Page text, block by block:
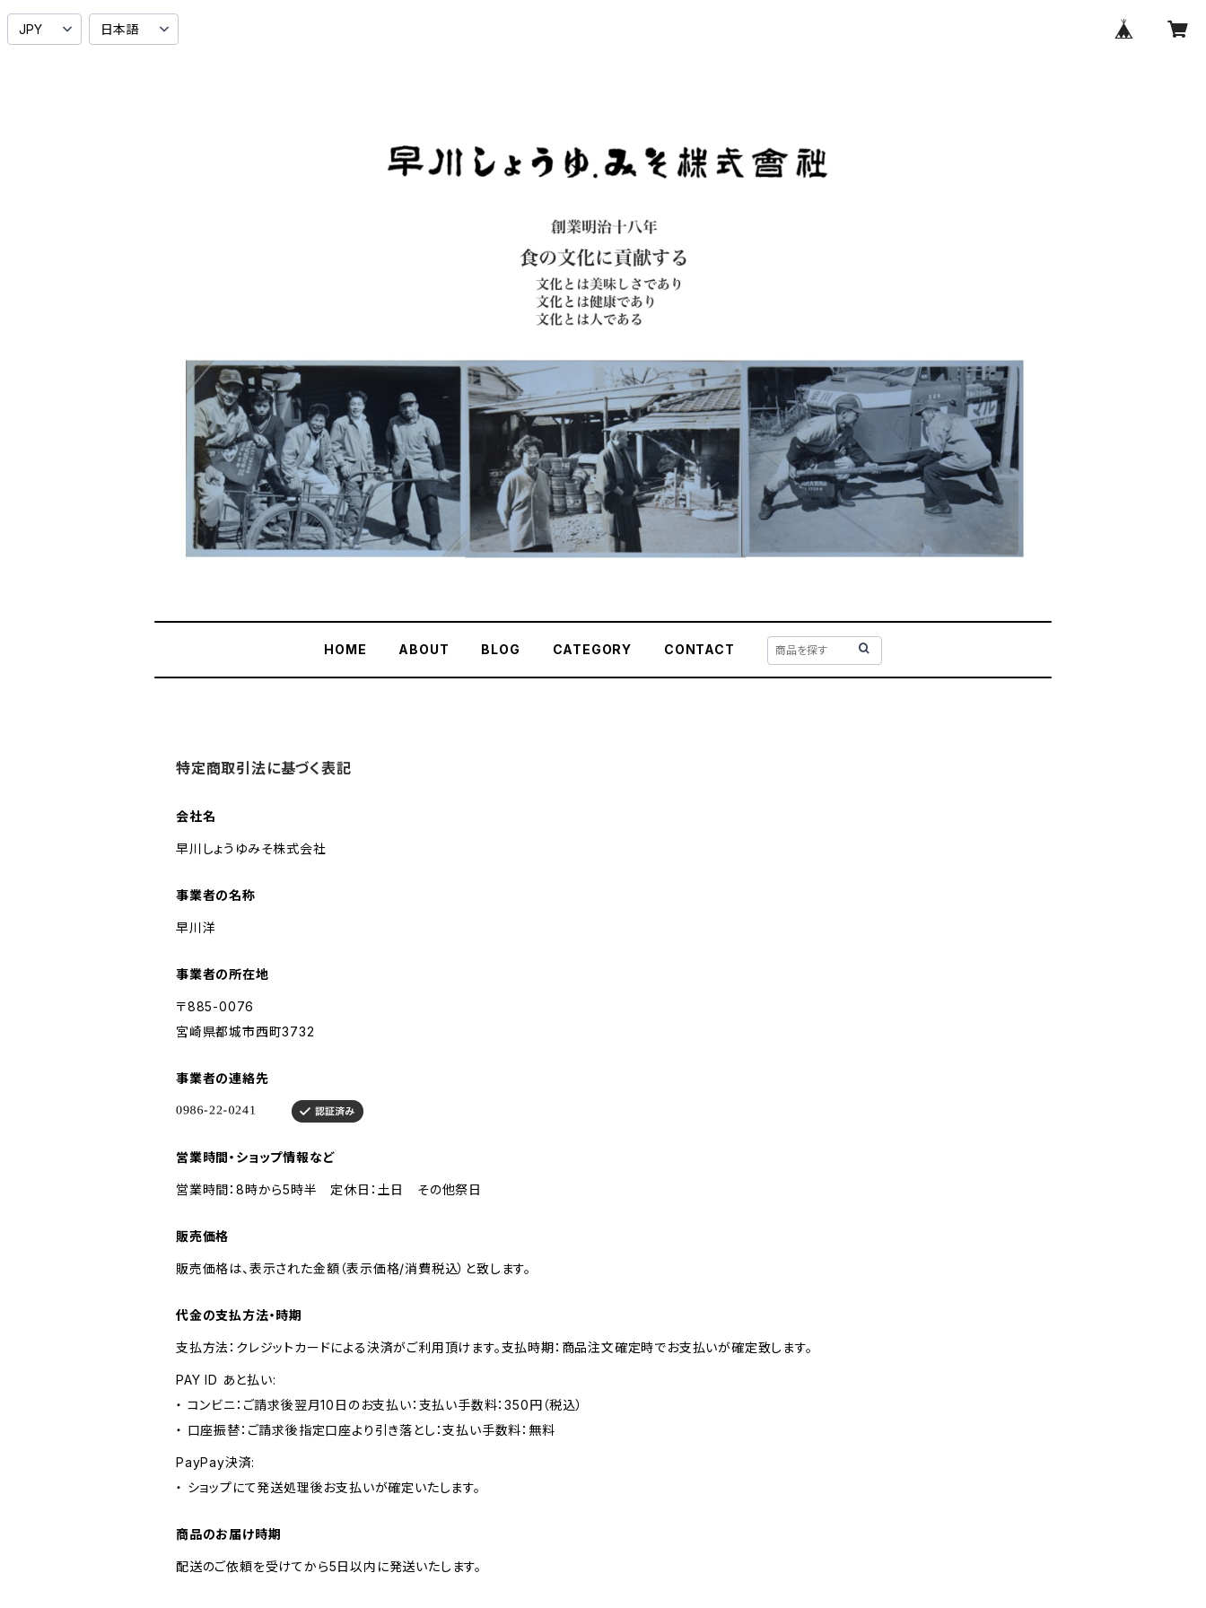
HOME ABOUT BLOG CATEGORY CONTACT
特定商取引法に基づく表記
会社名
早川しょうゆみそ株式会社
事業者の名称
早川洋
事業者の所在地
〒885-0076
宮崎県都城市西町3732
事業者の連絡先
営業時間・ショップ情報など
営業時間：8時から5時半 定休日：土日 その他祭日
販売価格
販売価格は、表示された金額（表示価格/消費税込）と致します。
代金の支払方法・時期
支払方法：クレジットカードによる決済がご利用頂けます。支払時期：商品注文確定時でお支払いが確定致します。
PAY ID あと払い:
・ コンビニ：ご請求後翌月10日のお支払い：支払い手数料：350円（税込）
・ 口座振替：ご請求後指定口座より引き落とし：支払い手数料：無料
PayPay決済:
・ ショップにて発送処理後お支払いが確定いたします。
商品のお届け時期
配送のご依頼を受けてから5日以内に発送いたします。